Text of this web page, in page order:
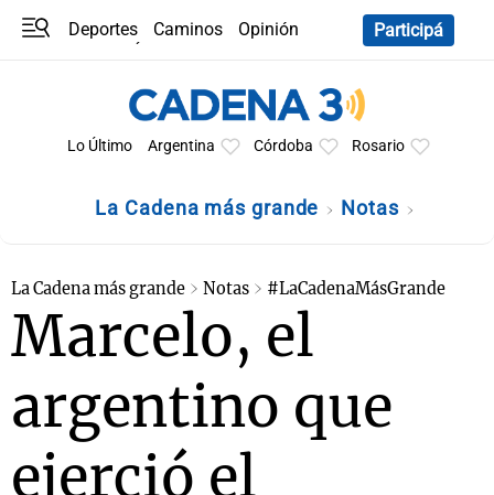
Deportes Caminos
Opinión
Participá
Lo Último Argentina Córdoba Rosario
La Cadena más grande Notas
La Cadena más grande Notas #LaCadenaMásGrande
Marcelo, el
argentino que
ejerció el